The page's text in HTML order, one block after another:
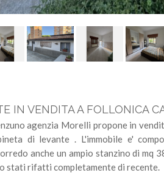
IN VENDITA A FOLLONICA
agenzia Morelli propone in
di levante . L'immobile e'
anche un ampio stanzino di mq
stati rifatti completamente di recente.